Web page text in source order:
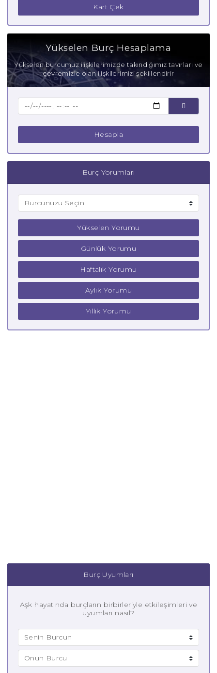
Kart Çek
Yükselen Burç Hesaplama
Yükselen burcumuz ilişkilerimizde takındığımız tavırları ve
çevremizle olan ilişkilerimizi şekillendirir
Hesapla
Burç Yorumları
Yükselen Yorumu
Günlük Yorumu
Haftalık Yorumu
Aylık Yorumu
Yıllık Yorumu
Burç Uyumları
Aşk hayatında burçların birbirleriyle etkileşimleri ve
uyumları nasıl?